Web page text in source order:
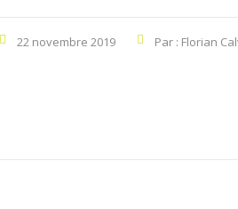
22 novembre 2019 Par : Florian